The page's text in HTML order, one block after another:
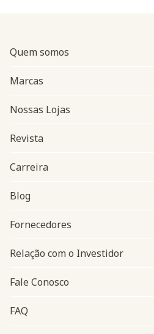
Navegação do rodapé
Quem somos
Marcas
Nossas Lojas
Revista
Carreira
Blog
Fornecedores
Relação com o Investidor
Fale Conosco
FAQ